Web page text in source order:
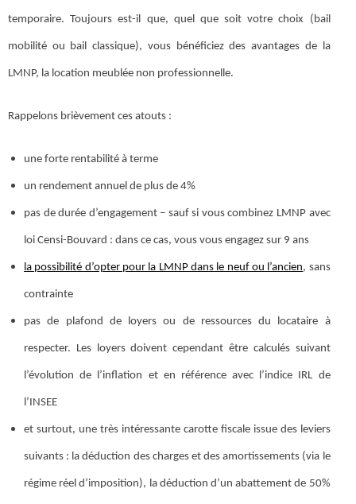
temporaire. Toujours est-il que, quel que soit votre choix (bail
mobilité ou bail classique), vous bénéficiez des avantages de la
LMNP, la location meublée non professionnelle.
Rappelons brièvement ces atouts :
une forte rentabilité à terme
un rendement annuel de plus de 4%
pas de durée d’engagement – sauf si vous combinez LMNP avec
loi Censi-Bouvard : dans ce cas, vous vous engagez sur 9 ans
la possibilité d’opter pour la LMNP dans le neuf ou l’ancien, sans
contrainte
pas de plafond de loyers ou de ressources du locataire à
respecter. Les loyers doivent cependant être calculés suivant
l’évolution de l’inflation et en référence avec l’indice IRL de
l’INSEE
et surtout, une très intéressante carotte fiscale issue des leviers
suivants : la déduction des charges et des amortissements (via le
régime réel d’imposition), la déduction d’un abattement de 50%